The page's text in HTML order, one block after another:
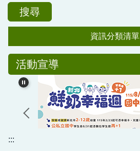
搜尋
資訊分類清單
公務專區
校務行政
公告訊息
資訊中心
活動宣導
:::